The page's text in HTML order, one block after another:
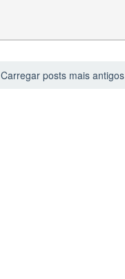
Carregar posts mais antigos